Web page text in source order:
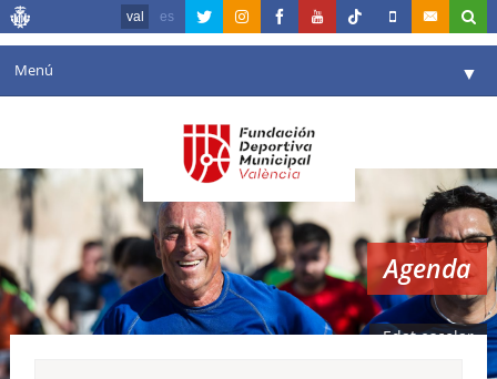
val es
Menú ▼
Agenda
Instal·lacions ▼
Comunicació ▼
València en esport ▼
Agenda
Edat escolar